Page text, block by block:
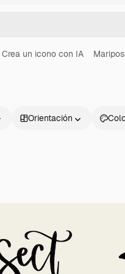
Crea un icono con IA
Orientación
Productos